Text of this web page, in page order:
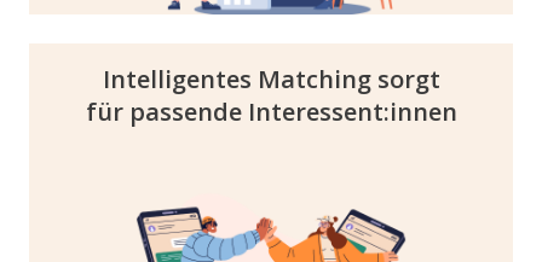
Intelligentes Matching sorgt
für passende Interessent:innen
Unternehmen auf Grundlage ihrer
Profildaten. So ist deine Brand ganz einfach